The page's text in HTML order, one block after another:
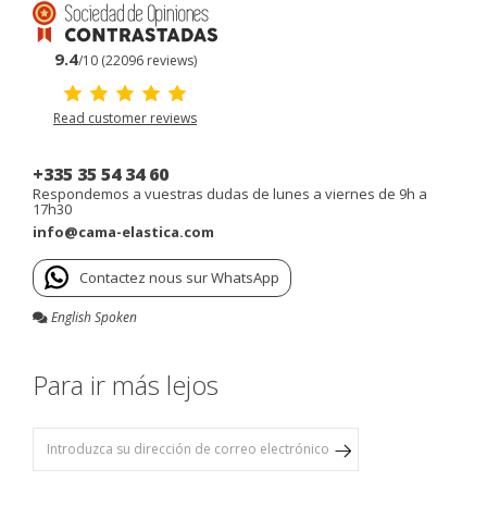
9.4/10 (22096 reviews)
Read customer reviews
+335 35 54 34 60
Respondemos a vuestras dudas de lunes a viernes de 9h a
17h30
info@cama-elastica.com
Contactez nous sur WhatsApp
English Spoken
Para ir más lejos